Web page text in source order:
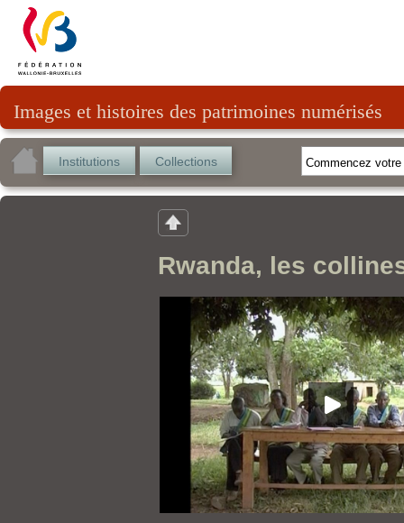
Images et histoires des patrimoines numérisés
Institutions Collections
Rwanda, les